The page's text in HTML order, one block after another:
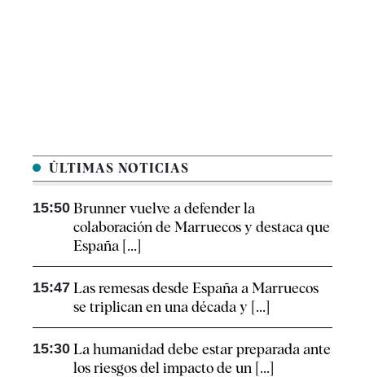
ÚLTIMAS NOTICIAS
15:50 Brunner vuelve a defender la
colaboración de Marruecos y destaca que
España [...]
15:47 Las remesas desde España a Marruecos
se triplican en una década y [...]
15:30 La humanidad debe estar preparada ante
los riesgos del impacto de un [...]